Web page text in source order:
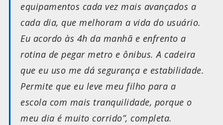
equipamentos cada vez mais avançados a
cada dia, que melhoram a vida do usuário.
Eu acordo às 4h da manhã e enfrento a
rotina de pegar metro e ônibus. A cadeira
que eu uso me dá segurança e estabilidade.
Permite que eu leve meu filho para a
escola com mais tranquilidade, porque o
meu dia é muito corrido”, completa.